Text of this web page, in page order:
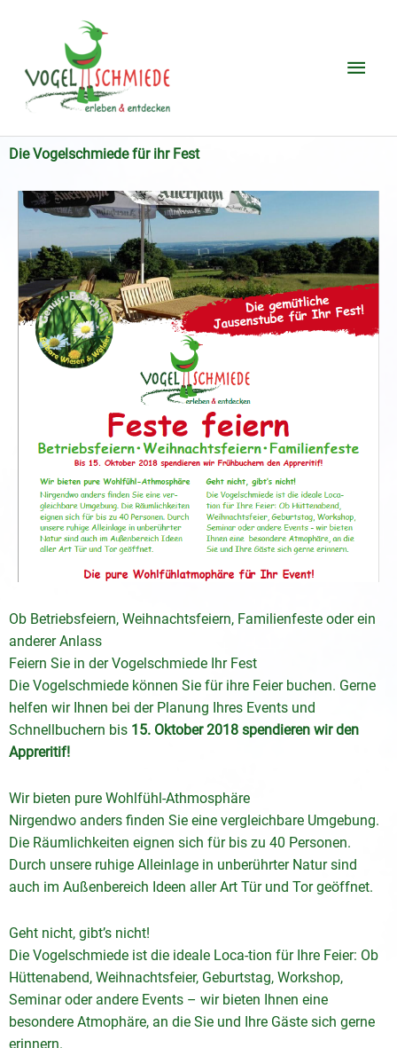
Die Vogelschmiede für ihr Fest
Ob Betriebsfeiern, Weihnachtsfeiern, Familienfeste oder ein
anderer Anlass
Feiern Sie in der Vogelschmiede Ihr Fest
Die Vogelschmiede können Sie für ihre Feier buchen. Gerne
helfen wir Ihnen bei der Planung Ihres Events und
Schnellbuchern bis 15. Oktober 2018 spendieren wir den
Appreritif!
Wir bieten pure Wohlfühl-Athmosphäre
Nirgendwo anders finden Sie eine vergleichbare Umgebung.
Die Räumlichkeiten eignen sich für bis zu 40 Personen.
Durch unsere ruhige Alleinlage in unberührter Natur sind
auch im Außenbereich Ideen aller Art Tür und Tor geöffnet.
Geht nicht, gibt’s nicht!
Die Vogelschmiede ist die ideale Loca-tion für Ihre Feier: Ob
Hüttenabend, Weihnachtsfeier, Geburtstag, Workshop,
Seminar oder andere Events – wir bieten Ihnen eine
besondere Atmophäre, an die Sie und Ihre Gäste sich gerne
erinnern.